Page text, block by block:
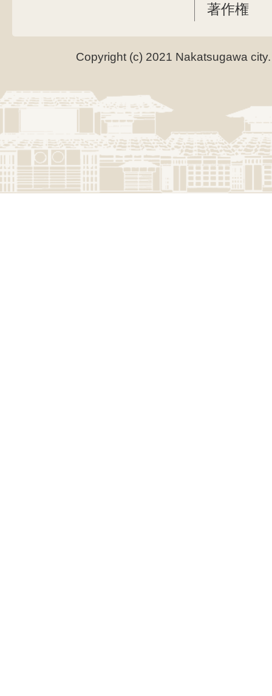
著作権
Copyright (c) 2021 Nakatsugawa